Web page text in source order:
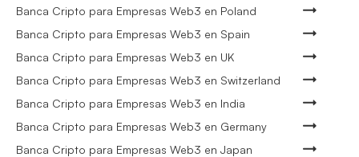
Banca Cripto para Empresas Web3 en Poland
Banca Cripto para Empresas Web3 en Spain
Banca Cripto para Empresas Web3 en UK
Banca Cripto para Empresas Web3 en Switzerland
Banca Cripto para Empresas Web3 en India
Banca Cripto para Empresas Web3 en Germany
Banca Cripto para Empresas Web3 en Japan